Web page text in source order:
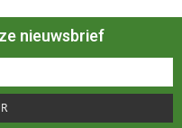
nieuwsbrief